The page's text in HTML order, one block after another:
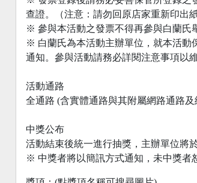
查證。（注意：請勿回原店家重新印出
※ 參與本活動之發票不得再參與白蘭氏
※ 白蘭氏為本活動主辦單位，就本活動
通知。參與活動請務必詳閱注意事項以
活動通路
全通路 (含實體通路與其附屬網路通路
中獎公布
活動結束後統一進行抽獎，主辦單位將
※ 中獎者將以簡訊方式通知，未中獎者